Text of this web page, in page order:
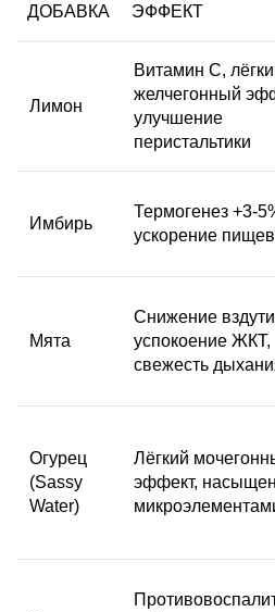
ДОБАВКА ЭФФЕКТ
Лимон
Витамин C,
желчегонный
улучшение
перистальтики
Имбирь
Термогенез +3-
ускорение
Мята
Снижение
успокоение ЖКТ,
свежесть
Огурец
(Sassy
Water)
Лёгкий
эффект,